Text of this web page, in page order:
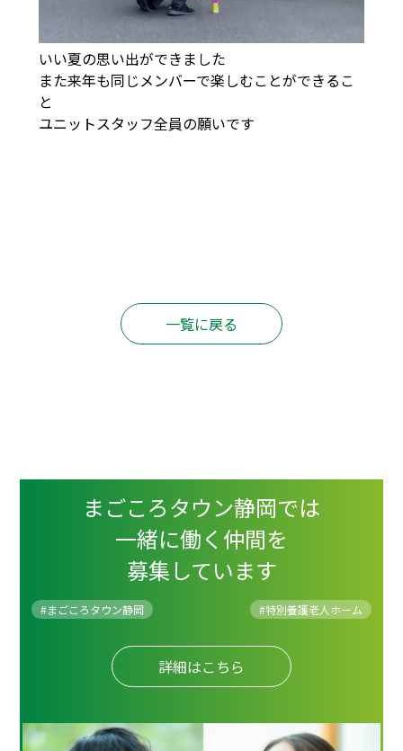
いい夏の思い出ができました
また来年も同じメンバーで楽しむことができるこ
と
ユニットスタッフ全員の願いです
一覧に戻る
まごころタウン静岡では
一緒に働く仲間を
募集しています
#まごころタウン静岡 #特別養護老人ホーム
詳細はこちら